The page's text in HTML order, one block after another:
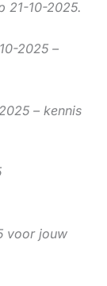
21-10-2025.
2025 –
– kennis
voor jouw